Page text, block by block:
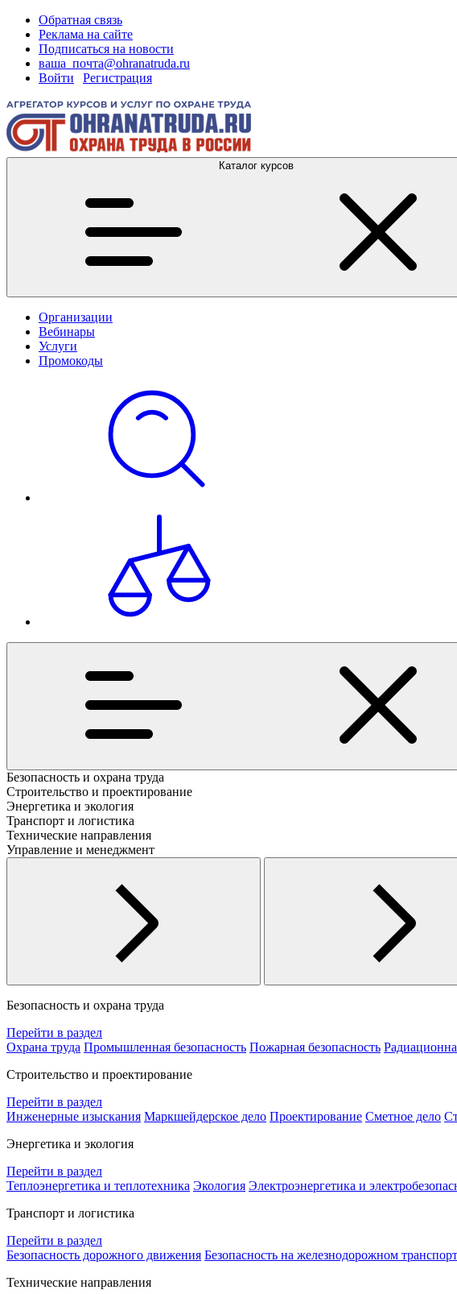
Обратная связь
Реклама на сайте
Подписаться на новости
ваша_почта@ohranatruda.ru
Войти
Регистрация
Каталог курсов
Организации
Вебинары
Услуги
Промокоды
Безопасность и охрана труда
Строительство и проектирование
Энергетика и экология
Транспорт и логистика
Технические направления
Управление и менеджмент
Безопасность и охрана труда
Перейти в раздел
Охрана труда Промышленная безопасность Пожарная безопасность
Строительство и проектирование
Перейти в раздел
Инженерные изыскания Маркшейдерское дело Проектирование Сметное дело
Энергетика и экология
Перейти в раздел
Теплоэнергетика и теплотехника Экология Электроэнергетика и
Транспорт и логистика
Перейти в раздел
Безопасность дорожного движения Безопасность на железнодорожном
Технические направления